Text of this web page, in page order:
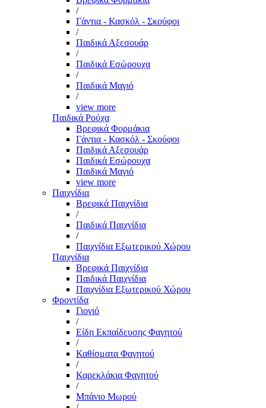
/
Γάντια - Κασκόλ - Σκούφοι
/
Παιδικά Αξεσουάρ
/
Παιδικά Εσώρουχα
/
Παιδικά Μαγιό
/
view more
Παιδικά Ρούχα
Βρεφικά Φορμάκια
Γάντια - Κασκόλ - Σκούφοι
Παιδικά Αξεσουάρ
Παιδικά Εσώρουχα
Παιδικά Μαγιό
view more
Παιχνίδια
Βρεφικά Παιχνίδια
/
Παιδικά Παιχνίδια
/
Παιχνίδια Εξωτερικού Χώρου
Παιχνίδια
Βρεφικά Παιχνίδια
Παιδικά Παιχνίδια
Παιχνίδια Εξωτερικού Χώρου
Φροντίδα
Γιογιό
/
Είδη Εκπαίδευσης Φαγητού
/
Καθίσματα Φαγητού
/
Καρεκλάκια Φαγητού
/
Μπάνιο Μωρού